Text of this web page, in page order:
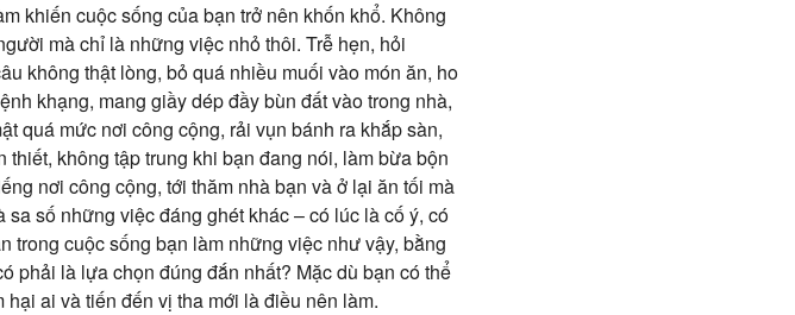
khiến cuộc sống của bạn trở nên khốn khổ. Không
mà chỉ là những việc nhỏ thôi. Trễ hẹn, hỏi
không thật lòng, bỏ quá nhiều muối vào món ăn, ho
khạng, mang giầy dép đầy bùn đất vào trong nhà,
quá mức nơi công cộng, rải vụn bánh ra khắp sàn,
không tập trung khi bạn đang nói, làm bừa bộn
nơi công cộng, tới thăm nhà bạn và ở lại ăn tối mà
số những việc đáng ghét khác – có lúc là cố ý, có
trong cuộc sống bạn làm những việc như vậy, bằng
phải là lựa chọn đúng đắn nhất? Mặc dù bạn có thể
ai và tiến đến vị tha mới là điều nên làm.